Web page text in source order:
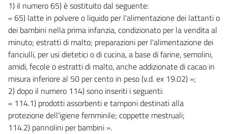
1) il numero 65) è sostituito dal seguente:
« 65) latte in polvere o liquido per l'alimentazione dei lattanti o
dei bambini nella prima infanzia, condizionato per la vendita al
minuto; estratti di malto; preparazioni per l'alimentazione dei
fanciulli, per usi dietetici o di cucina, a base di farine, semolini,
amidi, fecole o estratti di malto, anche addizionate di cacao in
misura inferiore al 50 per cento in peso (v.d. ex 19.02) »;
2) dopo il numero 114) sono inseriti i seguenti:
« 114.1) prodotti assorbenti e tamponi destinati alla
protezione dell'igiene femminile; coppette mestruali;
114.2) pannolini per bambini ».